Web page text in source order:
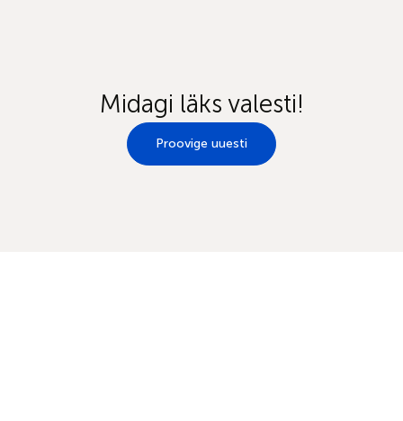
Midagi läks valesti!
Proovige uuesti